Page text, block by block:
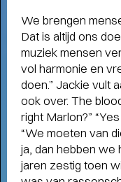
We brengen
Dat is altijd ons
muziek mensen
vol harmonie en
doen.” Jackie vult
ook over. The
right Marlon?”
“We moeten van
ja, dan hebben
jaren zestig toen